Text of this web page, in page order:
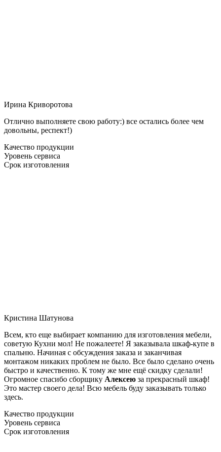
Ирина Криворотова
Отлично выполняете свою работу:) все остались более чем
довольны, респект!)
Качество продукции
Уровень сервиса
Срок изготовления
Кристина Шатунова
Всем, кто еще выбирает компанию для изготовления мебели,
советую Кухни мол! Не пожалеете! Я заказывала шкаф-купе в
спальню. Начиная с обсуждения заказа и заканчивая
монтажом никаких проблем не было. Все было сделано очень
быстро и качественно. К тому же мне ещё скидку сделали!
Огромное спасибо сборщику Алексею за прекрасный шкаф!
Это мастер своего дела! Всю мебель буду заказывать только
здесь.
Качество продукции
Уровень сервиса
Срок изготовления